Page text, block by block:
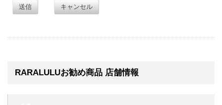
送信 キャンセル
RARALULUお勧め商品 店舗情報